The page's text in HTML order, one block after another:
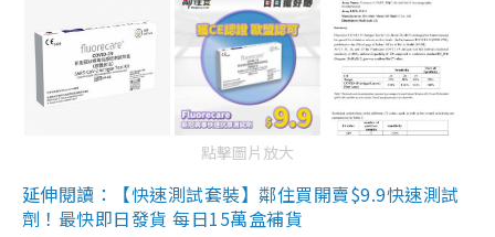
點擊圖片放大
延伸閱讀：【快速測試套裝】鄰住買開賣$9.9快速測試
劑！最快即日發貨 每日15萬盒補貨